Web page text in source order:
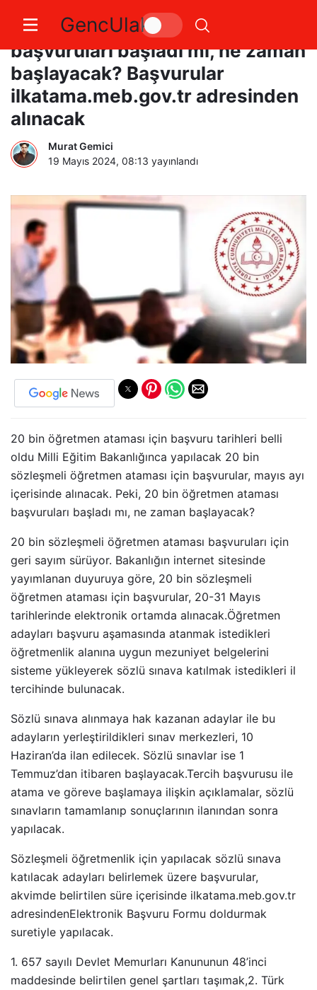
GencUlak
20 bin öğretmen ataması
başvuruları başladı mı, ne zaman
başlayacak? Başvurular
ilkatama.meb.gov.tr adresinden
alınacak
Murat Gemici
19 Mayıs 2024, 08:13 yayınlandı
20 bin öğretmen ataması için başvuru tarihleri belli
oldu Milli Eğitim Bakanlığınca yapılacak 20 bin
sözleşmeli öğretmen ataması için başvurular, mayıs ayı
içerisinde alınacak. Peki, 20 bin öğretmen ataması
başvuruları başladı mı, ne zaman başlayacak?
20 bin sözleşmeli öğretmen ataması başvuruları için
geri sayım sürüyor. Bakanlığın internet sitesinde
yayımlanan duyuruya göre, 20 bin sözleşmeli
öğretmen ataması için başvurular, 20-31 Mayıs
tarihlerinde elektronik ortamda alınacak.Öğretmen
adayları başvuru aşamasında atanmak istedikleri
öğretmenlik alanına uygun mezuniyet belgelerini
sisteme yükleyerek sözlü sınava katılmak istedikleri il
tercihinde bulunacak.
Sözlü sınava alınmaya hak kazanan adaylar ile bu
adayların yerleştirildikleri sınav merkezleri, 10
Haziran’da ilan edilecek. Sözlü sınavlar ise 1
Temmuz’dan itibaren başlayacak.Tercih başvurusu ile
atama ve göreve başlamaya ilişkin açıklamalar, sözlü
sınavların tamamlanıp sonuçlarının ilanından sonra
yapılacak.
Sözleşmeli öğretmenlik için yapılacak sözlü sınava
katılacak adayları belirlemek üzere başvurular,
akvimde belirtilen süre içerisinde ilkatama.meb.gov.tr
adresindenElektronik Başvuru Formu doldurmak
suretiyle yapılacak.
1. 657 sayılı Devlet Memurları Kanununun 48’inci
maddesinde belirtilen genel şartları taşımak,2. Türk